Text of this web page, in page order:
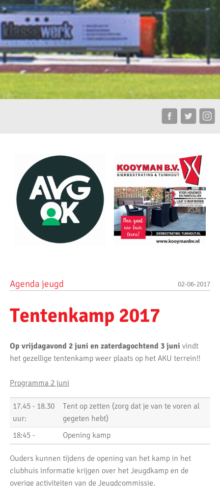
Agenda jeugd 02-06-2017
Tentenkamp 2017
Op vrijdagavond 2 juni en zaterdagochtend 3 juni vindt
het gezellige tentenkamp weer plaats op het AKU terrein!!
Programma 2 juni
17.45 - 18.30
uur:
Tent op zetten (zorg dat je van te voren al
gegeten hebt)
18:45 -
Opening kamp
Ouders kunnen tijdens de opening van het kamp in het
clubhuis informatie krijgen over het Jeugdkamp en de
overige activiteiten van de Jeugdcommissie.